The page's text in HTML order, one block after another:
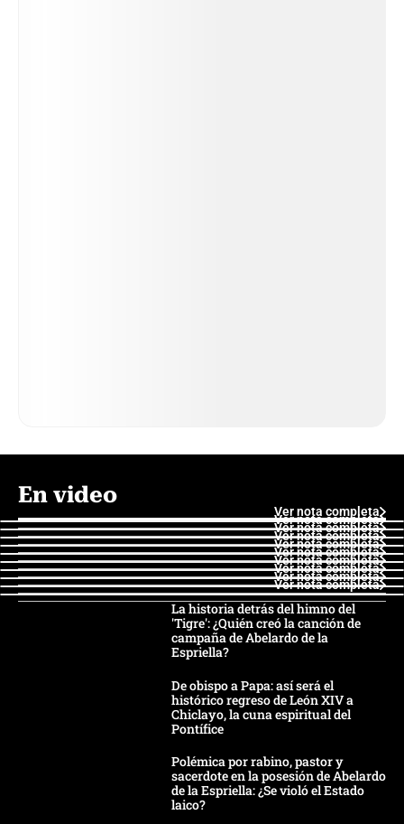
En video
Ver nota completa
Ver nota completa
Ver nota completa
Ver nota completa
Ver nota completa
Ver nota completa
Ver nota completa
Ver nota completa
Ver nota completa
Ver nota completa
La historia detrás del himno del
'Tigre': ¿Quién creó la canción de
campaña de Abelardo de la
Espriella?
De obispo a Papa: así será el
histórico regreso de León XIV a
Chiclayo, la cuna espiritual del
Pontífice
Polémica por rabino, pastor y
sacerdote en la posesión de Abelardo
de la Espriella: ¿Se violó el Estado
laico?